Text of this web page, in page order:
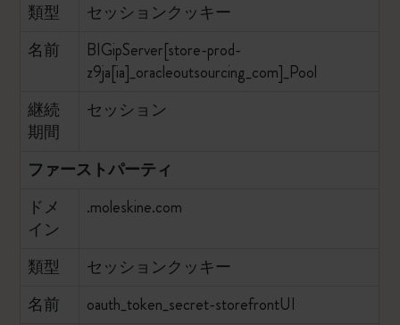
類型
セッションクッキー
名前
BIGipServer[store-prod-
z9ja[ia]_oracleoutsourcing_com]_Pool
継続
期間
セッション
ファーストパーティ
ドメ
イン
.moleskine.com
類型
セッションクッキー
名前
oauth_token_secret-storefrontUI